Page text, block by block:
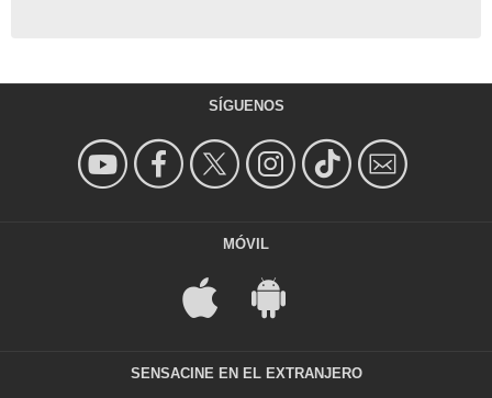
SÍGUENOS
MÓVIL
SENSACINE EN EL EXTRANJERO